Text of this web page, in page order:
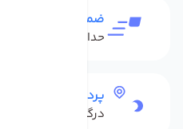
ضمانت بازگشت کالا
حداکثر 48 ساعت بعداز تحویل
پرداخت امن
درگاه بانکی شاپرک